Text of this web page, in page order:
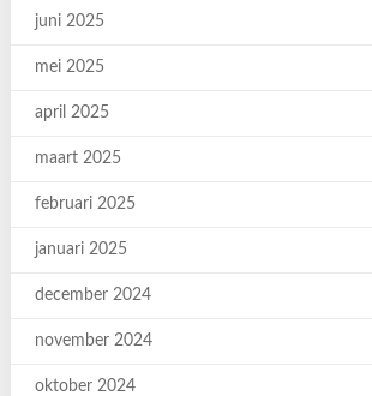
juni 2025
mei 2025
april 2025
maart 2025
februari 2025
januari 2025
december 2024
november 2024
oktober 2024